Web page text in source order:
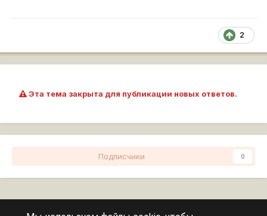
2
Эта тема закрыта для публикации новых ответов.
Подписчики 0